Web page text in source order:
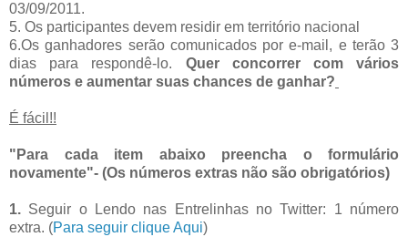
03/09/2011.
5. Os participantes devem residir em território nacional
6.Os ganhadores serão comunicados por e-mail, e terão 3
dias para respondê-lo. Quer concorrer com vários
números e aumentar suas chances de ganhar?
É fácil!!
"Para cada item abaixo preencha o formulário
novamente"- (Os números extras não são obrigatórios)
1. Seguir o Lendo nas Entrelinhas no Twitter: 1 número
extra. (Para seguir clique Aqui)